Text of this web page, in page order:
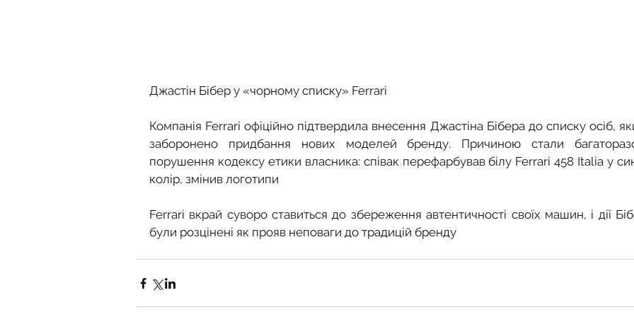
Джастін Бібер у «чорному списку» Ferrari
Компанія Ferrari офіційно підтвердила внесення Джастіна Бібера до списку осіб,
заборонено придбання нових моделей бренду. Причиною стали
порушення кодексу етики власника: співак перефарбував білу Ferrari 458 Italia у
колір, змінив логотипи
Ferrari вкрай суворо ставиться до збереження автентичності своїх машин, і дії
були розцінені як прояв неповаги до традицій бренду